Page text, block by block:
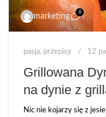
marketing
6
pasja, przepisy 12
Grillowana
na dynie z
Nic nie kojarzy się z